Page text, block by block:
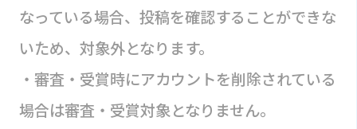
なっている場合、投稿を確認することができな
いため、対象外となります。
・審査・受賞時にアカウントを削除されている
場合は審査・受賞対象となりません。